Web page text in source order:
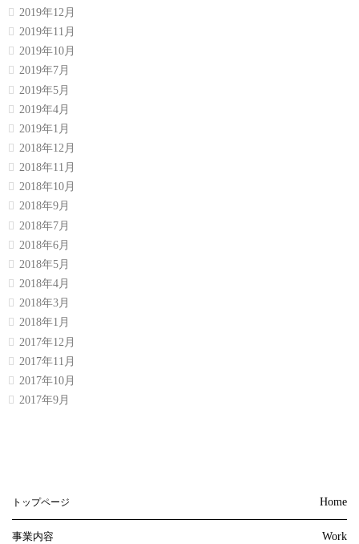
2019年12月
2019年11月
2019年10月
2019年7月
2019年5月
2019年4月
2019年1月
2018年12月
2018年11月
2018年10月
2018年9月
2018年7月
2018年6月
2018年5月
2018年4月
2018年3月
2018年1月
2017年12月
2017年11月
2017年10月
2017年9月
トップページ Home
事業内容 Work